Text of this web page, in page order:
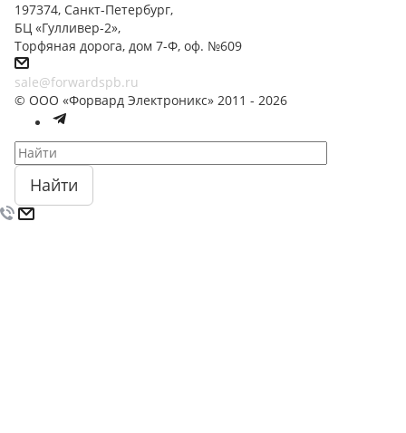
197374, Санкт-Петербург,
БЦ «Гулливер-2»,
Торфяная дорога, дом 7-Ф, оф. №609
sale@forwardspb.ru
© ООО «Форвард Электроникс» 2011 - 2026
Найти